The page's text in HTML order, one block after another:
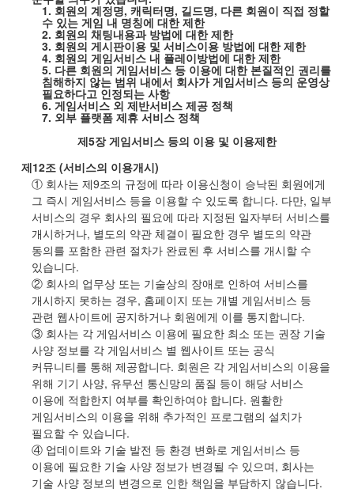
1. 회원의 계정명,캐릭터명, 길드명, 다른 회원이 직접 정할
수 있는 게임 내 명칭에 대한 제한
2. 회원의 채팅내용과 방법에 대한 제한
3. 회원의 게시판이용 및 서비스이용 방법에 대한 제한
4. 회원의 게임서비스 내 플레이방법에 대한 제한
5. 다른 회원의 게임서비스 등 이용에 대한 본질적인 권리를
침해하지 않는 범위 내에서 회사가 게임서비스 등의 운영상
필요하다고 인정되는 사항
6.게임서비스 외 제반서비스 제공 정책
7. 외부 플랫폼 제휴 서비스 정책
제5장 게임서비스 등의 이용 및 이용제한
제12조(서비스의 이용개시)
① 회사는 제9조의 규정에 따라 이용신청이 승낙된 회원에게
그 즉시 게임서비스 등을 이용할 수 있도록 합니다. 다만, 일부
서비스의 경우 회사의 필요에 따라 지정된 일자부터 서비스를
개시하거나, 별도의 약관 체결이 필요한 경우 별도의 약관
동의를 포함한 관련 절차가 완료된 후 서비스를 개시할 수
있습니다.
② 회사의 업무상 또는 기술상의 장애로 인하여 서비스를
개시하지 못하는 경우, 홈페이지 또는 개별 게임서비스 등
관련 웹사이트에 공지하거나 회원에게 이를 통지합니다.
③ 회사는 각 게임서비스 이용에 필요한 최소 또는 권장 기술
사양 정보를 각 게임서비스 별 웹사이트 또는 공식
커뮤니티를 통해 제공합니다. 회원은 각 게임서비스의 이용을
위해 기기 사양, 유무선 통신망의 품질 등이 해당 서비스
이용에 적합한지 여부를 확인하여야 합니다. 원활한
게임서비스의 이용을 위해 추가적인 프로그램의 설치가
필요할 수 있습니다.
④ 업데이트와 기술 발전 등 환경 변화로 게임서비스 등
이용에 필요한 기술 사양 정보가 변경될 수 있으며, 회사는
기술 사양 정보의 변경으로 인한 책임을 부담하지 않습니다.